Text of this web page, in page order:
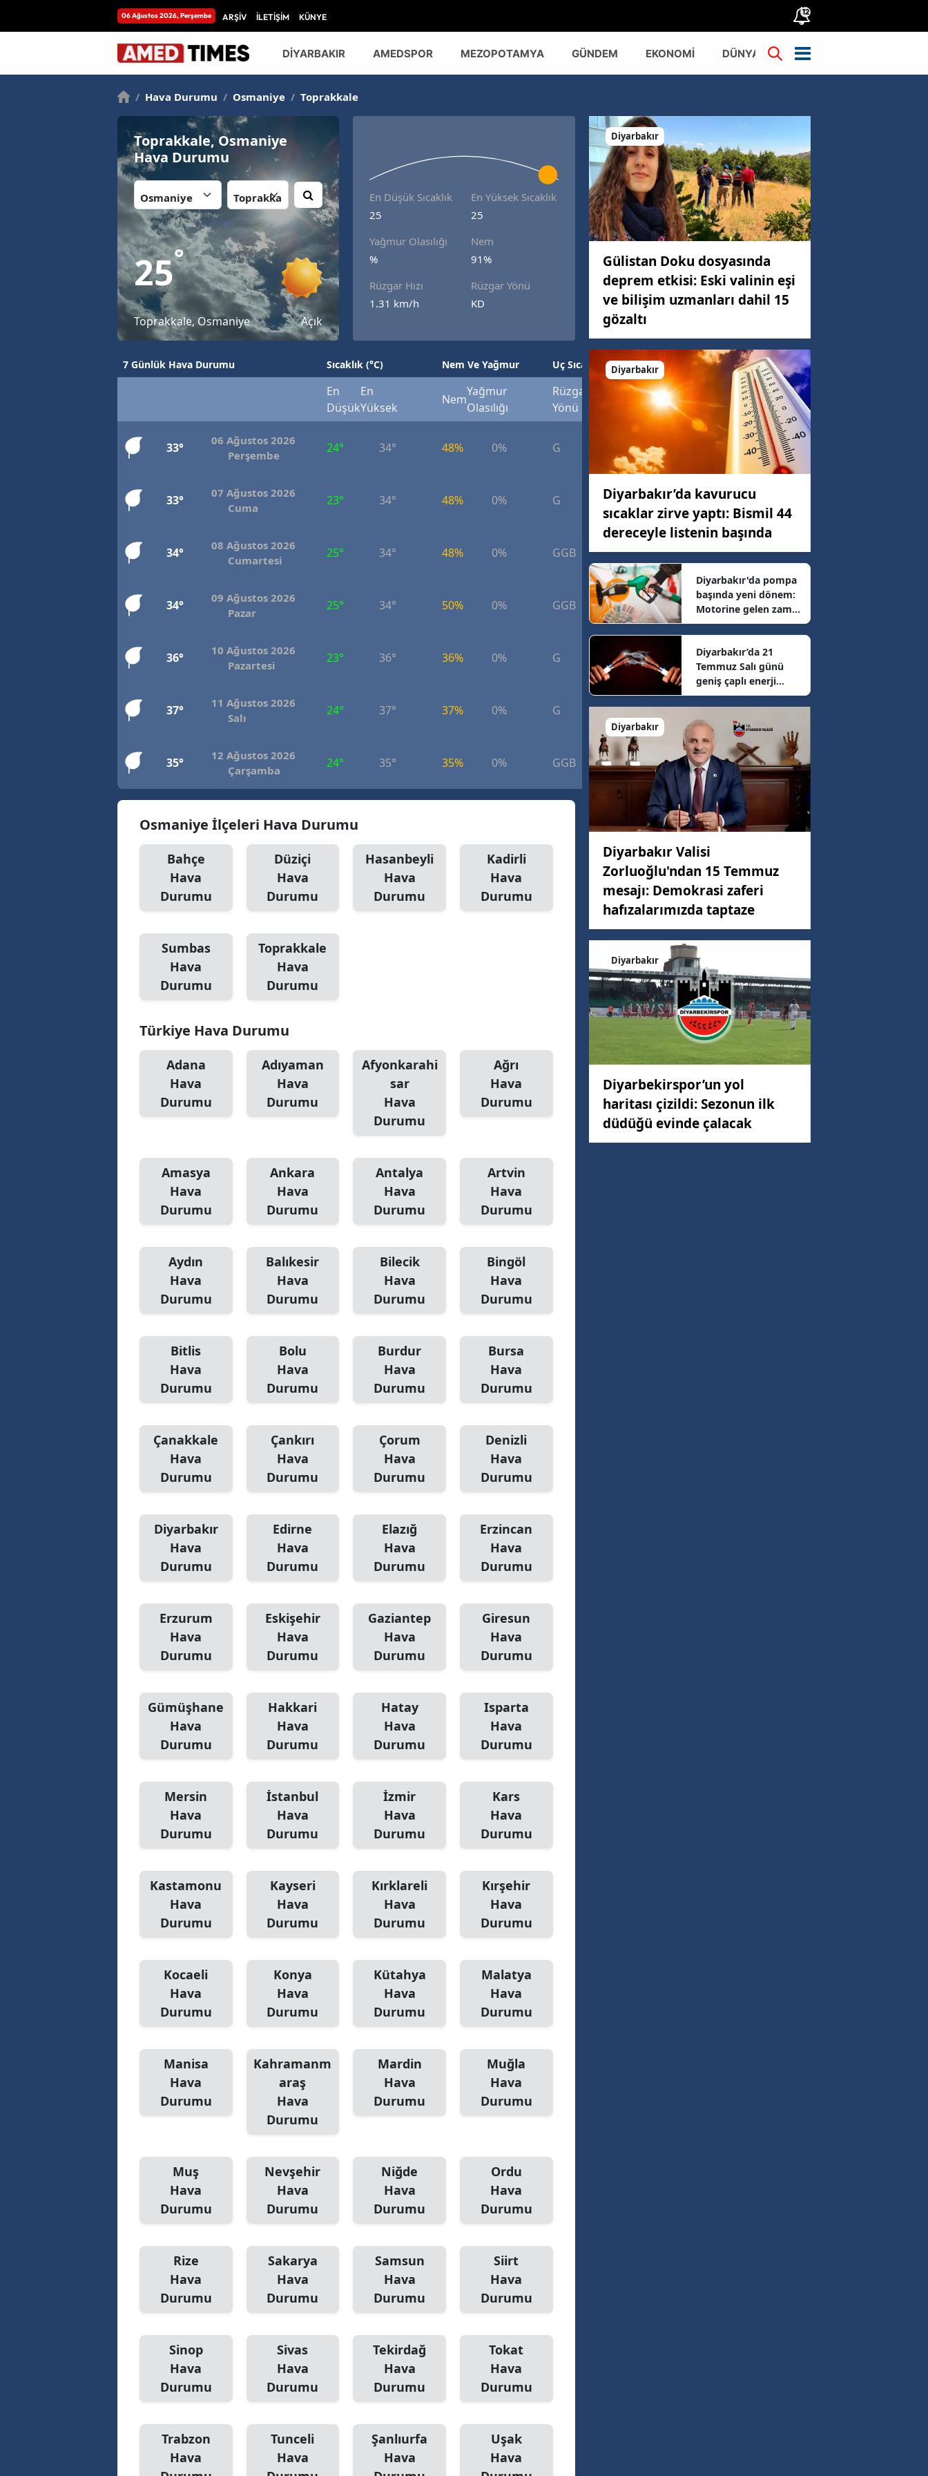
06 Ağustos 2026, Perşembe ARŞİV İLETİŞİM KÜNYE 12
DİYARBAKIR AMEDSPOR MEZOPOTAMYA GÜNDEM EKONOMİ DÜNYA TÜRKİYE
/ Hava Durumu / Osmaniye / Toprakkale
Toprakkale, Osmaniye
Hava Durumu
25°
Toprakkale, Osmaniye Açık
En Düşük Sıcaklık
25
En Yüksek Sıcaklık
25
Yağmur Olasılığı
%
Nem
91%
Rüzgar Hızı
1.31 km/h
Rüzgar Yönü
KD
7 Günlük Hava Durumu Sıcaklık (°C) Nem Ve Yağmur Uç Sıcaklık (°C)
En
Düşük
En
Yüksek
Nem
Yağmur
Olasılığı
Rüzgar
Yönü
Rüzgar
33°
06 Ağustos 2026
Perşembe
24° 34° 48% 0% G 7.08 km/h
33°
07 Ağustos 2026
Cuma
23° 34° 48% 0% G 7.35 km/h
34°
08 Ağustos 2026
Cumartesi
25° 34° 48% 0% GGB 6.5 km/h
34°
09 Ağustos 2026
Pazar
25° 34° 50% 0% GGB 6.07 km/h
36°
10 Ağustos 2026
Pazartesi
23° 36° 36% 0% G 5.97 km/h
37°
11 Ağustos 2026
Salı
24° 37° 37% 0% G 5.93 km/h
35°
12 Ağustos 2026
Çarşamba
24° 35° 35% 0% GGB 6.77 km/h
Osmaniye İlçeleri Hava Durumu
Bahçe
Hava
Durumu
Düziçi
Hava
Durumu
Hasanbeyli
Hava
Durumu
Kadirli
Hava
Durumu
Sumbas
Hava
Durumu
Toprakkale
Hava
Durumu
Türkiye Hava Durumu
Adana
Hava
Durumu
Adıyaman
Hava
Durumu
Afyonkarahi
sar
Hava
Durumu
Ağrı
Hava
Durumu
Amasya
Hava
Durumu
Ankara
Hava
Durumu
Antalya
Hava
Durumu
Artvin
Hava
Durumu
Aydın
Hava
Durumu
Balıkesir
Hava
Durumu
Bilecik
Hava
Durumu
Bingöl
Hava
Durumu
Bitlis
Hava
Durumu
Bolu
Hava
Durumu
Burdur
Hava
Durumu
Bursa
Hava
Durumu
Çanakkale
Hava
Durumu
Çankırı
Hava
Durumu
Çorum
Hava
Durumu
Denizli
Hava
Durumu
Diyarbakır
Hava
Durumu
Edirne
Hava
Durumu
Elazığ
Hava
Durumu
Erzincan
Hava
Durumu
Erzurum
Hava
Durumu
Eskişehir
Hava
Durumu
Gaziantep
Hava
Durumu
Giresun
Hava
Durumu
Gümüşhane
Hava
Durumu
Hakkari
Hava
Durumu
Hatay
Hava
Durumu
Isparta
Hava
Durumu
Mersin
Hava
Durumu
İstanbul
Hava
Durumu
İzmir
Hava
Durumu
Kars
Hava
Durumu
Kastamonu
Hava
Durumu
Kayseri
Hava
Durumu
Kırklareli
Hava
Durumu
Kırşehir
Hava
Durumu
Kocaeli
Hava
Durumu
Konya
Hava
Durumu
Kütahya
Hava
Durumu
Malatya
Hava
Durumu
Manisa
Hava
Durumu
Kahramanm
araş
Hava
Durumu
Mardin
Hava
Durumu
Muğla
Hava
Durumu
Muş
Hava
Durumu
Nevşehir
Hava
Durumu
Niğde
Hava
Durumu
Ordu
Hava
Durumu
Rize
Hava
Durumu
Sakarya
Hava
Durumu
Samsun
Hava
Durumu
Siirt
Hava
Durumu
Sinop
Hava
Durumu
Sivas
Hava
Durumu
Tekirdağ
Hava
Durumu
Tokat
Hava
Durumu
Trabzon
Hava
Tunceli
Hava
Şanlıurfa
Hava
Uşak
Hava
Diyarbakır
Gülistan Doku dosyasında
deprem etkisi: Eski valinin eşi
ve bilişim uzmanları dahil 15
gözaltı
Diyarbakır
Diyarbakır’da kavurucu
sıcaklar zirve yaptı: Bismil 44
dereceyle listenin başında
Diyarbakır'da pompa
başında yeni dönem:
Motorine gelen zam
sonrası güncel fiyatlar
belli oldu
Diyarbakır’da 21
Temmuz Salı günü
geniş çaplı enerji
mesaisi: 16 ilçede
elektrikler kesilecek
Diyarbakır
Diyarbakır Valisi
Zorluoğlu'ndan 15 Temmuz
mesajı: Demokrasi zaferi
hafızalarımızda taptaze
Diyarbakır
Diyarbekirspor’un yol
haritası çizildi: Sezonun ilk
düdüğü evinde çalacak